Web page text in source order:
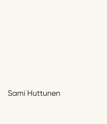
Sami Huttunen